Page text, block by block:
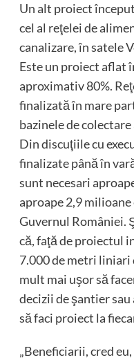
Un alt proiect
cel al reţelei de
canalizare, în satele
Este un proiect aflat
aproximativ 80%.
finalizată în mare
bazinele de
Din discuţiile cu
finalizate până în
sunt necesari
aproape 2,9 milioane
Guvernul României.
că, faţă de proiectul
7.000 de metri liniari
mult mai uşor să
decizii de şantier
să faci proiect la
„Beneficiarii, cred